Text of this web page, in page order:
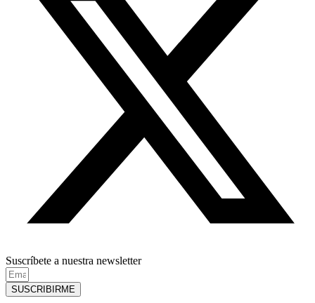
Suscríbete a nuestra newsletter
SUSCRIBIRME